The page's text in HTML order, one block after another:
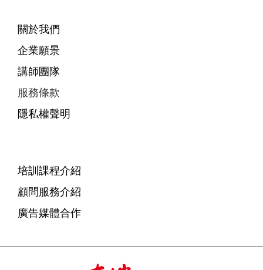
關於我們
企業願景
講師團隊
服務條款
隱私權聲明
培訓課程介紹
顧問服務介紹
廣告媒體合作